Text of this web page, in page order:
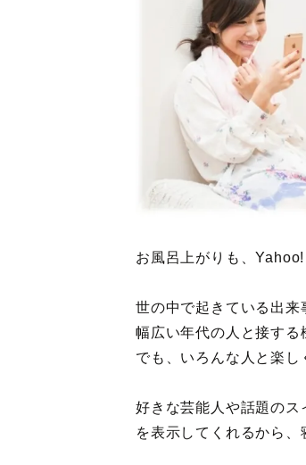
お風呂上がりも、
世の中で起きている出
幅広い年代の人と接す
でも、いろんな人と楽し
好きな芸能人や話題の
を表示してくれるから